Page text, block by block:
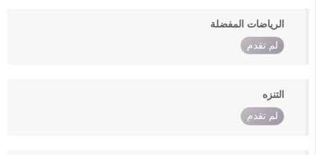
الرياضات المفضلة
لم تقدم
التنزه
لم تقدم